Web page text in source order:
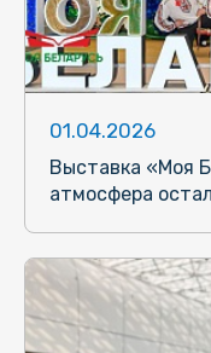
01.04.2026
Выставка «Моя
атмосфера